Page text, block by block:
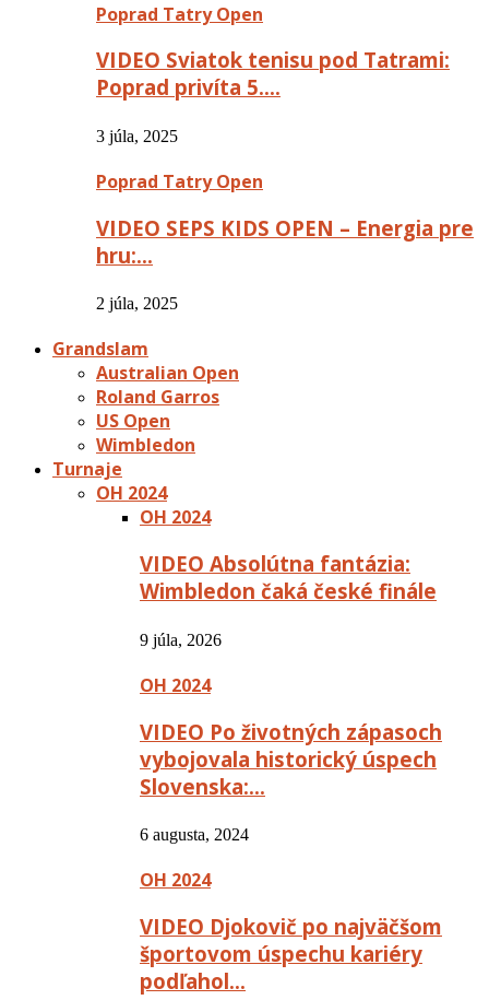
Poprad Tatry Open
VIDEO Sviatok tenisu pod Tatrami:
Poprad privíta 5….
3 júla, 2025
Poprad Tatry Open
VIDEO SEPS KIDS OPEN – Energia pre
hru:…
2 júla, 2025
Grandslam
Australian Open
Roland Garros
US Open
Wimbledon
Turnaje
OH 2024
OH 2024
VIDEO Absolútna fantázia:
Wimbledon čaká české finále
9 júla, 2026
OH 2024
VIDEO Po životných zápasoch
vybojovala historický úspech
Slovenska:…
6 augusta, 2024
OH 2024
VIDEO Djokovič po najväčšom
športovom úspechu kariéry
podľahol…